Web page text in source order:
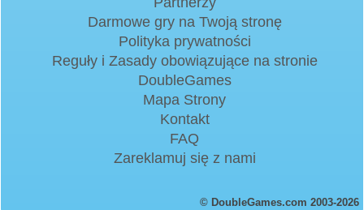
Darmowe gry na Twoją stronę
Polityka prywatności
Reguły i Zasady obowiązujące na stronie
DoubleGames
Mapa Strony
Kontakt
FAQ
Zareklamuj się z nami
© DoubleGames.com 2003-2026